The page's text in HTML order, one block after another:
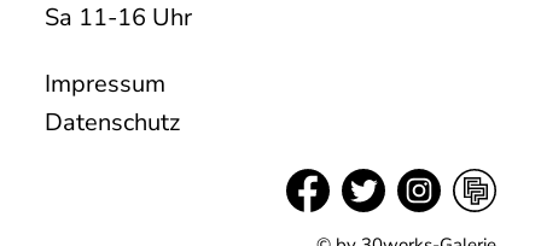
Sa 11-16 Uhr
Impressum
Datenschutz